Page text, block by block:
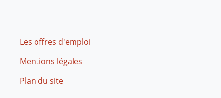
Footer
Les offres d'emploi
Mentions légales
Plan du site